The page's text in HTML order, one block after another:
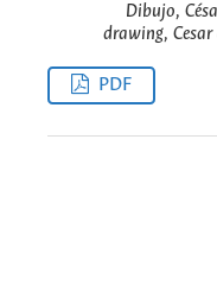
Dibujo,
drawing,
PDF